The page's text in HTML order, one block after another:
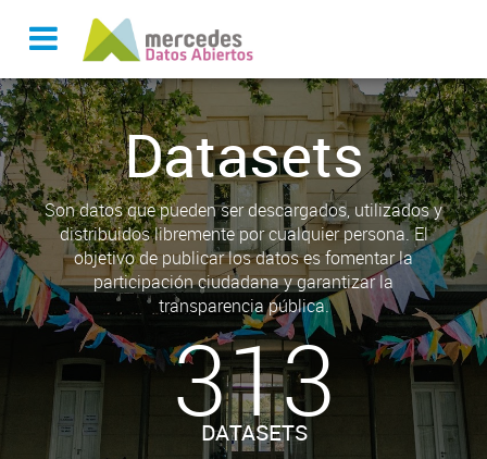
Datasets
Son datos que pueden ser descargados, utilizados y
distribuidos libremente por cualquier persona. El
objetivo de publicar los datos es fomentar la
participación ciudadana y garantizar la
transparencia pública.
313
DATASETS